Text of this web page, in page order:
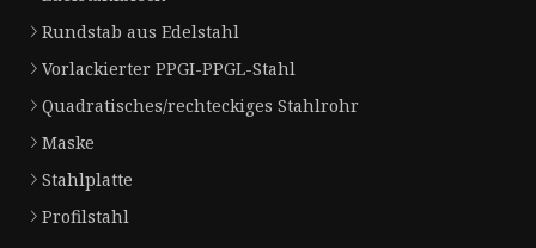
Rundstab aus Edelstahl
Vorlackierter PPGI-PPGL-Stahl
Quadratisches/rechteckiges Stahlrohr
Maske
Stahlplatte
Profilstahl